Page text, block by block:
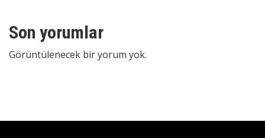
Son yorumlar
Görüntülenecek bir yorum yok.